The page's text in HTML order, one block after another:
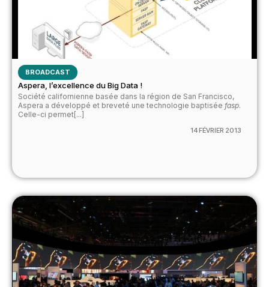
BROADCAST
Aspera, l’excellence du Big Data !
Société californienne basée dans la région de San Francisco,
Aspera a développé et breveté une technologie baptisée fasp.
Celle-ci permet[...]
14 FÉVRIER 2013